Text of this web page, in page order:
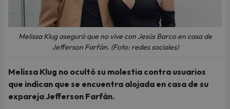
Melissa Klug aseguró que no vive con Jesús Barco en casa de
Jefferson Farfán. (Foto: redes sociales)
Melissa Klug no ocultó su molestia contra usuarios
que indican que se encuentra alojada en casa de su
expareja Jefferson Farfán.